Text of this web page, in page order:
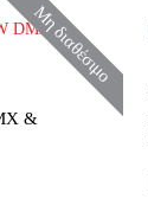
Μη διαθέσιμο
&